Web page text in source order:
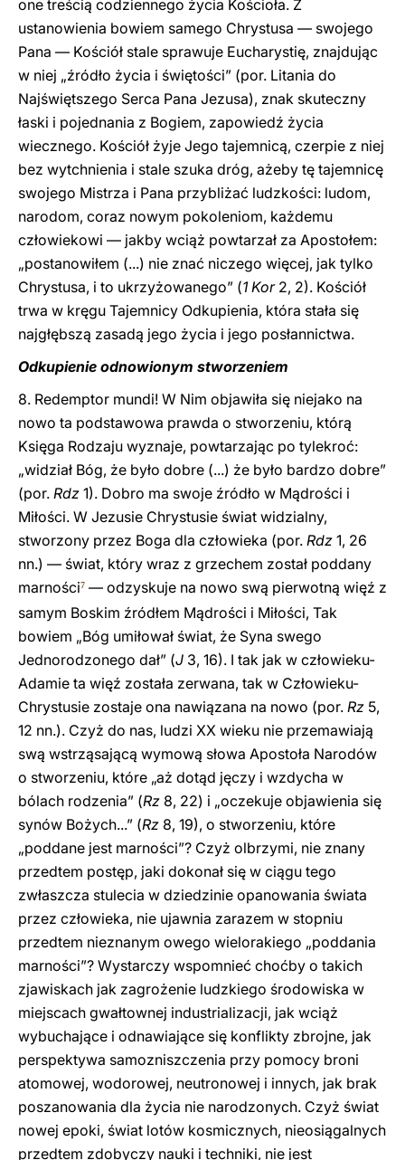
one treścią codziennego życia Kościoła. Z
ustanowienia bowiem samego Chrystusa — swojego
Pana — Kościół stale sprawuje Eucharystię, znajdując
w niej „źródło życia i świętości” (por. Litania do
Najświętszego Serca Pana Jezusa), znak skuteczny
łaski i pojednania z Bogiem, zapowiedź życia
wiecznego. Kościół żyje Jego tajemnicą, czerpie z niej
bez wytchnienia i stale szuka dróg, ażeby tę tajemnicę
swojego Mistrza i Pana przybliżać ludzkości: ludom,
narodom, coraz nowym pokoleniom, każdemu
człowiekowi — jakby wciąż powtarzał za Apostołem:
„postanowiłem (...) nie znać niczego więcej, jak tylko
Chrystusa, i to ukrzyżowanego” (1 Kor2, 2). Kościół
trwa w kręgu Tajemnicy Odkupienia, która stała się
najgłębszą zasadą jego życia i jego posłannictwa.
Odkupienie odnowionym stworzeniem
8. Redemptor mundi! W Nim objawiła się niejako na
nowo ta podstawowa prawda o stworzeniu, którą
Księga Rodzaju wyznaje, powtarzając po tylekroć:
„widział Bóg, że było dobre (...) że było bardzo dobre”
(por. Rdz 1). Dobro ma swoje źródło w Mądrości i
Miłości. W Jezusie Chrystusie świat widzialny,
stworzony przez Boga dla człowieka (por. Rdz 1, 26
nn.) — świat, który wraz z grzechem został poddany
marności7 — odzyskuje na nowo swą pierwotną więź z
samym Boskim źródłem Mądrości i Miłości, Tak
bowiem „Bóg umiłował świat, że Syna swego
Jednorodzonego dał” (J 3, 16). I tak jak w człowieku-
Adamie ta więź została zerwana, tak w Człowieku-
Chrystusie zostaje ona nawiązana na nowo (por. Rz 5,
12 nn.). Czyż do nas, ludzi XX wieku nie przemawiają
swą wstrząsającą wymową słowa Apostoła Narodów
o stworzeniu, które „aż dotąd jęczy i wzdycha w
bólach rodzenia” (Rz 8, 22) i „oczekuje objawienia się
synów Bożych...” (Rz 8, 19), o stworzeniu, które
„poddane jest marności”? Czyż olbrzymi, nie znany
przedtem postęp, jaki dokonał się w ciągu tego
zwłaszcza stulecia w dziedzinie opanowania świata
przez człowieka, nie ujawnia zarazem w stopniu
przedtem nieznanym owego wielorakiego „poddania
marności”? Wystarczy wspomnieć choćby o takich
zjawiskach jak zagrożenie ludzkiego środowiska w
miejscach gwałtownej industrializacji, jak wciąż
wybuchające i odnawiające się konflikty zbrojne, jak
perspektywa samozniszczenia przy pomocy broni
atomowej, wodorowej, neutronowej i innych, jak brak
poszanowania dla życia nie narodzonych. Czyż świat
nowej epoki, świat lotów kosmicznych, nieosiągalnych
przedtem zdobyczy nauki i techniki, nie jest